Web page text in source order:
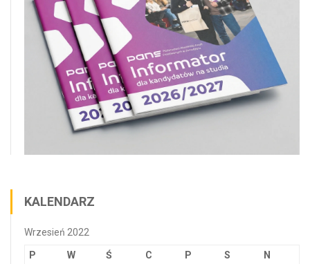
KALENDARZ
Wrzesień 2022
P W Ś C P S N